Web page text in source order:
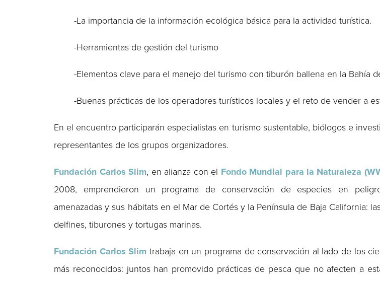
-La importancia de la información ecológica básica para la actividad turística.
-Herramientas de gestión del turismo
-Elementos clave para el manejo del turismo con tiburón ballena en la Bahía
-Buenas prácticas de los operadores turísticos locales y el reto de vender a
En el encuentro participarán especialistas en turismo sustentable, biólogos e
representantes de los grupos organizadores.
Fundación Carlos Slim, en alianza con el Fondo Mundial para la Naturaleza
2008, emprendieron un programa de conservación de especies en
amenazadas y sus hábitats en el Mar de Cortés y la Península de Baja California:
delfines, tiburones y tortugas marinas.
Fundación Carlos Slim trabaja en un programa de conservación al lado de los
más reconocidos: juntos han promovido prácticas de pesca que no afecten a